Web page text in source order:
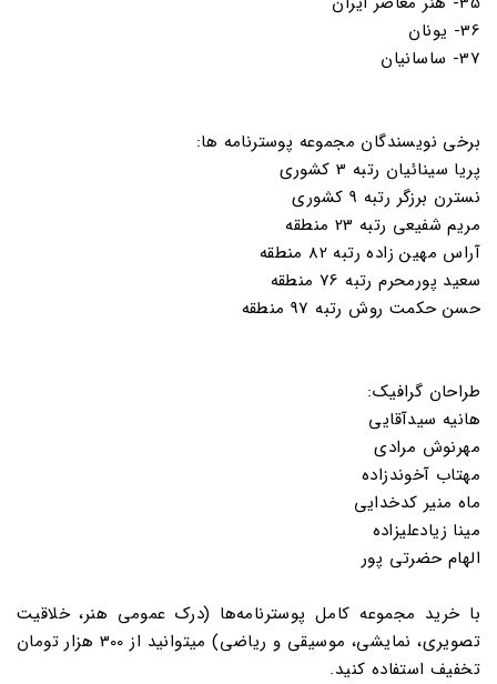
36- یونان
37- ساسانیان
برخی نویسندگان مجموعه پوسترنامه ها:
پریا سینائیان رتبه 3 کشوری
نسترن برزگر رتبه 9 کشوری
مریم شفیعی رتبه 23 منطقه
آراس مهین زاده رتبه 82 منطقه
سعید پورمحرم رتبه 76 منطقه
حسن حکمت روش رتبه 97 منطقه
طراحان گرافیک:
هانیه سیدآقایی
مهرنوش مرادی
مهتاب آخوندزاده
ماه منیر کدخدایی
مینا زیادعلیزاده
الهام حضرتی پور
با خرید مجموعه کامل پوسترنامه‌ها (درک عمومی هنر، خلاقیت
تصویری، نمایشی، موسیقی و ریاضی) میتوانید از 300 هزار تومان
تخفیف استفاده کنید.